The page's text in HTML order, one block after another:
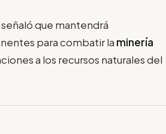
que mantendrá
para combatir la minería
a los recursos naturales del